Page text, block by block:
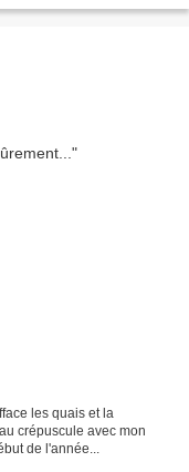
les quais et la
crépuscule avec mon
de l'année...